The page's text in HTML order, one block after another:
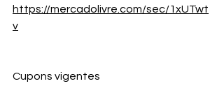
https://mercadolivre.com/sec/1xUTwt
v
Cupons vigentes